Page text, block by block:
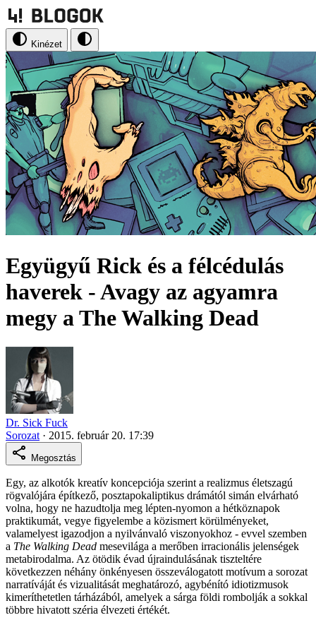
Kinézet
Együgyű Rick és a félcédulás
haverek - Avagy az agyamra
megy a The Walking Dead
Dr. Sick Fuck
Sorozat · 2015. február 20. 17:39
Megosztás
Egy, az alkotók kreatív koncepciója szerint a realizmus életszagú
rögvalójára építkező, posztapokaliptikus drámától simán elvárható
volna, hogy ne hazudtolja meg lépten-nyomon a hétköznapok
praktikumát, vegye figyelembe a közismert körülményeket,
valamelyest igazodjon a nyilvánvaló viszonyokhoz - evvel szemben
a The Walking Dead mesevilága a merőben irracionális jelenségek
metabirodalma. Az ötödik évad újraindulásának tiszteltére
következzen néhány önkényesen összeválogatott motívum a sorozat
narratíváját és vizualitását meghatározó, agybénító idiotizmusok
kimeríthetetlen tárházából, amelyek a sárga földi rombolják a sokkal
többre hivatott széria élvezeti értékét.